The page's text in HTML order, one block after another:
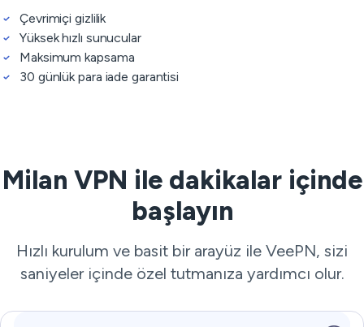
Çevrimiçi gizlilik
Yüksek hızlı sunucular
Maksimum kapsama
30 günlük para iade garantisi
Milan VPN ile dakikalar içinde
başlayın
Hızlı kurulum ve basit bir arayüz ile VeePN, sizi
saniyeler içinde özel tutmanıza yardımcı olur.